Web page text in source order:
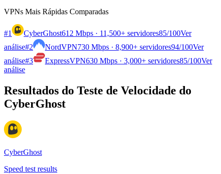
VPNs Mais Rápidas Comparadas
#1 CyberGhost612 Mbps · 11,500+ servidores85/100Ver
análise#2 NordVPN730 Mbps · 8,900+ servidores94/100Ver
análise#3 ExpressVPN630 Mbps · 3,000+ servidores85/100Ver
análise
Resultados do Teste de Velocidade do
CyberGhost
CyberGhost
Speed test results